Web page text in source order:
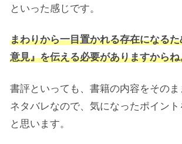
といった感じです。
まわりから一目置かれる存在になる
意見』を伝える必要がありますからね
書評といっても、書籍の内容をその
ネタバレなので、気になったポイン
と思います。